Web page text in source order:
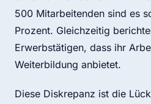
500 Mitarbeitenden sind es
Prozent. Gleichzeitig
Erwerbstätigen, dass ihr
Weiterbildung anbietet.
Diese Diskrepanz ist die